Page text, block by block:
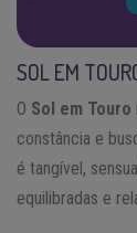
SOL EM
O Sol em Touro
constância e
é tangível,
equilibradas e